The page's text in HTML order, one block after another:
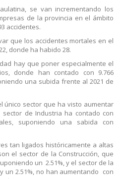
se van incrementando los
de la provincia en el ámbito
accidentes.
que los accidentes mortales en el
donde ha habido 28.
hay que poner especialmente el
donde han contado con 9.766
una subida frente al 2021 de
único sector que ha visto aumentar
de Industria ha contado con
suponiendo una sabida con
tan ligados históricamente a altas
el sector de la Construcción, que
un 2.51%, y el sector de la
un 2.51%, no han aumentando con